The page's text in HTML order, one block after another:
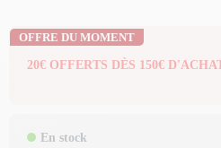
OFFRE DU MOMENT
20€ OFFERTS DÈS 150€
En stock